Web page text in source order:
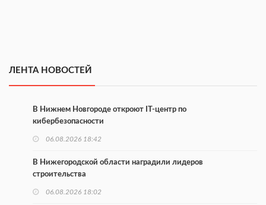
ЛЕНТА НОВОСТЕЙ
В Нижнем Новгороде откроют IT-центр по
кибербезопасности
06.08.2026 18:42
В Нижегородской области наградили лидеров
строительства
06.08.2026 18:02